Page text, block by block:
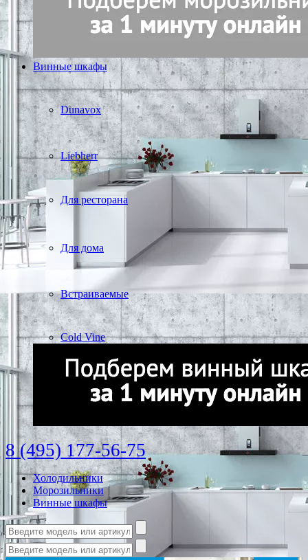
Винные шкафы
Dunavox
Liebherr
Для ресторана
Для дома
Встраиваемые
Cold Vine
8 (495) 177-56-75
Холодильники
Морозильники
Винные шкафы